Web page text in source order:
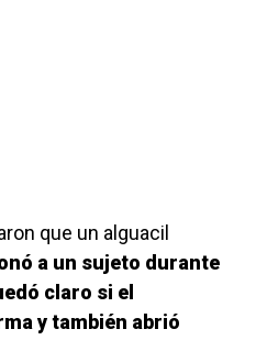
que un alguacil
a un sujeto durante
claro si el
y también abrió